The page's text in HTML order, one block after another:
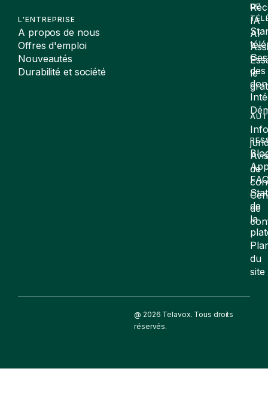
L'ENTREPRISE
A propos de nous
Offres d'emploi
Nouveautés
Durabilité et société
DE
des
de
la
du
site
IA
AI
le
Avis
de
de
@ 2026 Telavox. Tous droits
réservés.